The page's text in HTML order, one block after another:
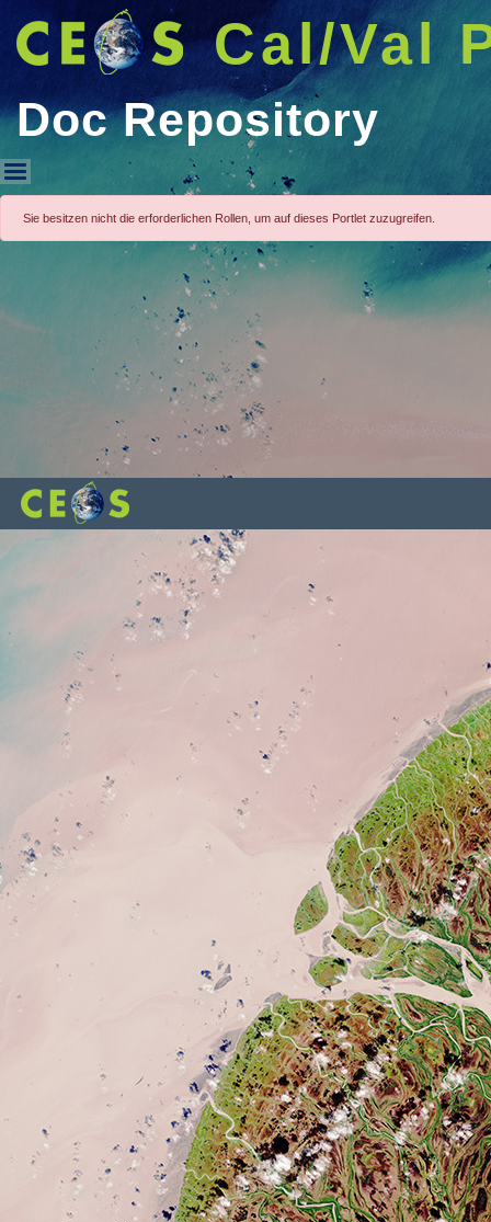
Cal/Val
Doc Repository
Doc Repository
Sie besitzen nicht die erforderlichen Rollen, um auf dieses Portlet zuzugreifen.